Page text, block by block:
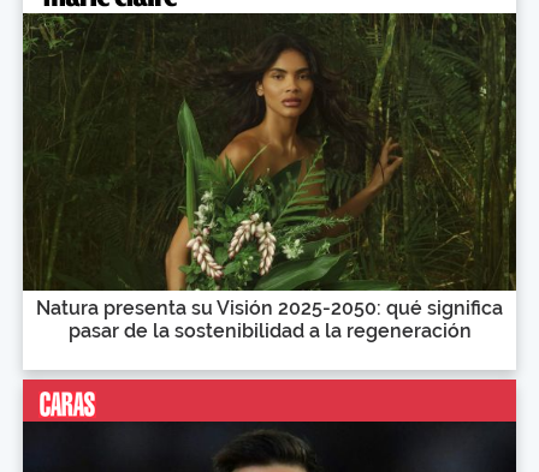
Natura presenta su Visión 2025-2050: qué significa
pasar de la sostenibilidad a la regeneración